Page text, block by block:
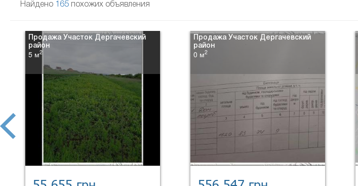
Найдено 165 похожих объявления
Продажа Участок Дергачевский
район
5 м2
Продажа Участок Дергачевский
район
0 м2
prev